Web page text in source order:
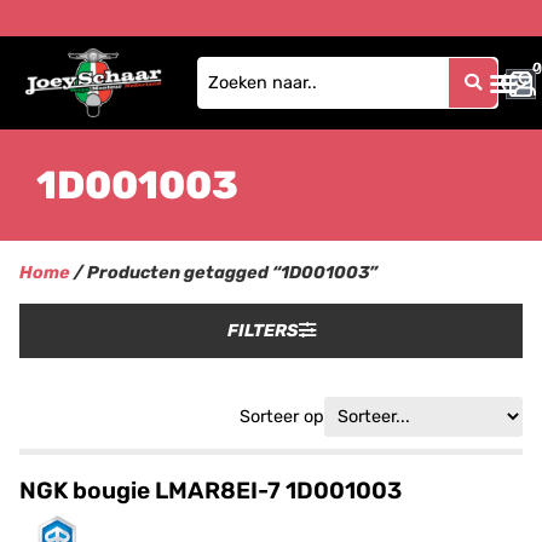
0
0
1D001003
Home/ Producten getagged “1D001003”
FILTERS
Sorteer op
NGK bougie LMAR8EI-7 1D001003